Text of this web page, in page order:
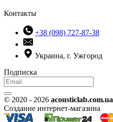
Контакты
+38 (098) 727-87-38
Украина, г. Ужгород
Подписка
© 2020 - 2026 acousticlab.com.ua
Создание интернет-магазина